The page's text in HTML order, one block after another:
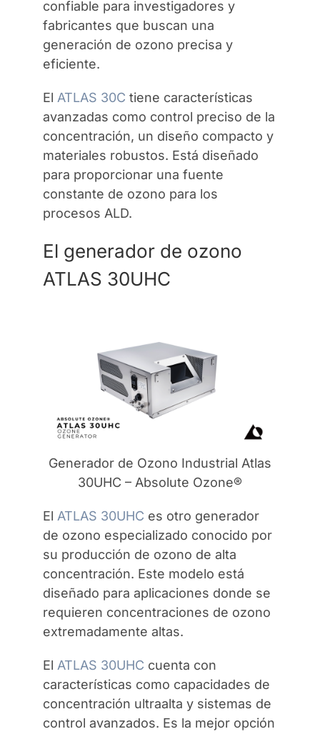
confiable para investigadores y
fabricantes que buscan una
generación de ozono precisa y
eficiente.
El ATLAS 30C tiene características
avanzadas como control preciso de la
concentración, un diseño compacto y
materiales robustos. Está diseñado
para proporcionar una fuente
constante de ozono para los
procesos ALD.
El generador de ozono
ATLAS 30UHC
Generador de Ozono Industrial Atlas
30UHC – Absolute Ozone®
El ATLAS 30UHC es otro generador
de ozono especializado conocido por
su producción de ozono de alta
concentración. Este modelo está
diseñado para aplicaciones donde se
requieren concentraciones de ozono
extremadamente altas.
El ATLAS 30UHC cuenta con
características como capacidades de
concentración ultraalta y sistemas de
control avanzados. Es la mejor opción